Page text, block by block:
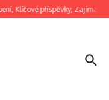
Klíčové příspěvky,